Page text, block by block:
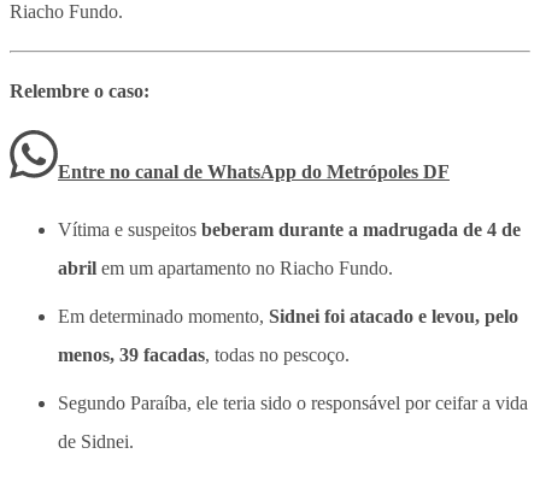
Riacho Fundo.
Relembre o caso:
Entre no canal de WhatsApp do Metrópoles DF
Vítima e suspeitos beberam durante a madrugada de 4 de
abril em um apartamento no Riacho Fundo.
Em determinado momento, Sidnei foi atacado e levou, pelo
menos, 39 facadas, todas no pescoço.
Segundo Paraíba, ele teria sido o responsável por ceifar a vida
de Sidnei.